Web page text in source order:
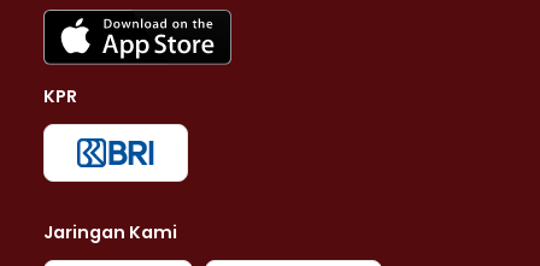
KPR
Jaringan Kami